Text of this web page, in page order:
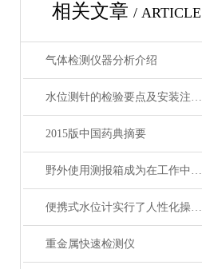
相关文章 / ARTICLE
气体检测仪器分析介绍
水位测针的检验要点及安装注意事项
2015版中国药典摘要
野外使用测报箱成为在工作中*的工具
便携式水位计实行了人性化操作方式
重金属快速检测仪